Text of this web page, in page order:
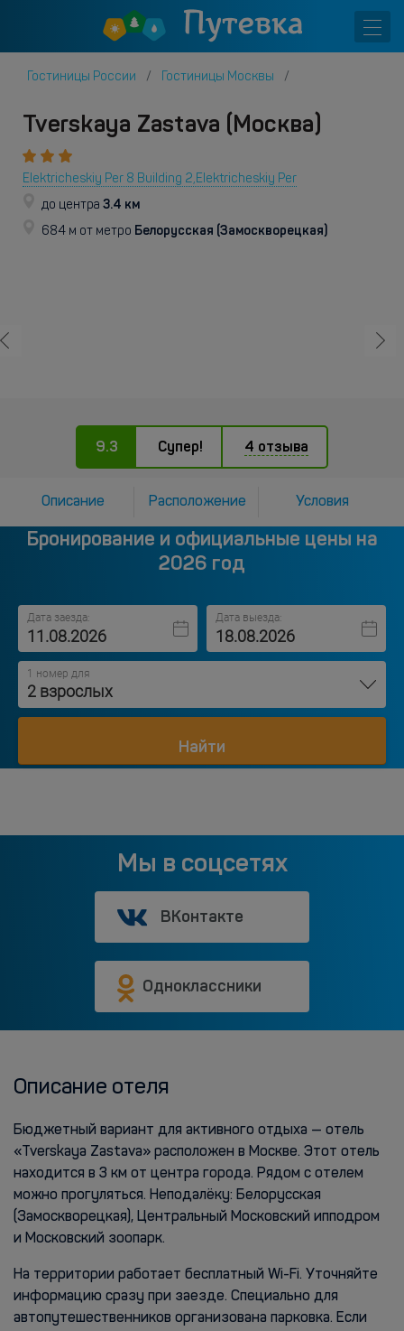
Гостиницы России Гостиницы Москвы
Tverskaya Zastava (Москва)
Elektricheskiy Per 8 Building 2,Elektricheskiy Per
до центра 3.4 км
684 м от метро Белорусская (Замоскворецкая)
9.3 Супер! 4 отзыва
Описание Расположение Условия
Бронирование и официальные цены на
2026 год
Дата заезда: Дата выезда:
1 номер для
2 взрослых
Найти
Мы в соцсетях
ВКонтакте
Одноклассники
Описание отеля
Бюджетный вариант для активного отдыха — отель
«Tverskaya Zastava» расположен в Москве. Этот отель
находится в 3 км от центра города. Рядом с отелем
можно прогуляться. Неподалёку: Белорусская
(Замоскворецкая), Центральный Московский ипподром
и Московский зоопарк.
На территории работает бесплатный Wi-Fi. Уточняйте
информацию сразу при заезде. Специально для
автопутешественников организована парковка. Если